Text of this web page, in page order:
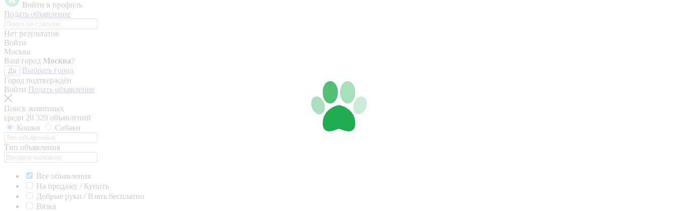
Войти в профиль
Подать объявление
Нет результатов
Войти
Москва
Ваш город Москва?
Да
Выбрать город
Город подтверждён
Войти Подать объявление
Поиск животных
среди 20 329 объявлений
Кошки
Собаки
Тип объявления
Все объявления
На продажу / Купить
Добрые руки / Взять бесплатно
Вязка